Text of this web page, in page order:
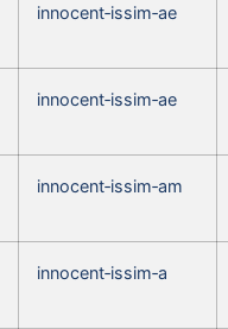
innocent‑issim‑ae
innocent‑issim‑ae
innocent‑issim‑am
innocent‑issim‑a